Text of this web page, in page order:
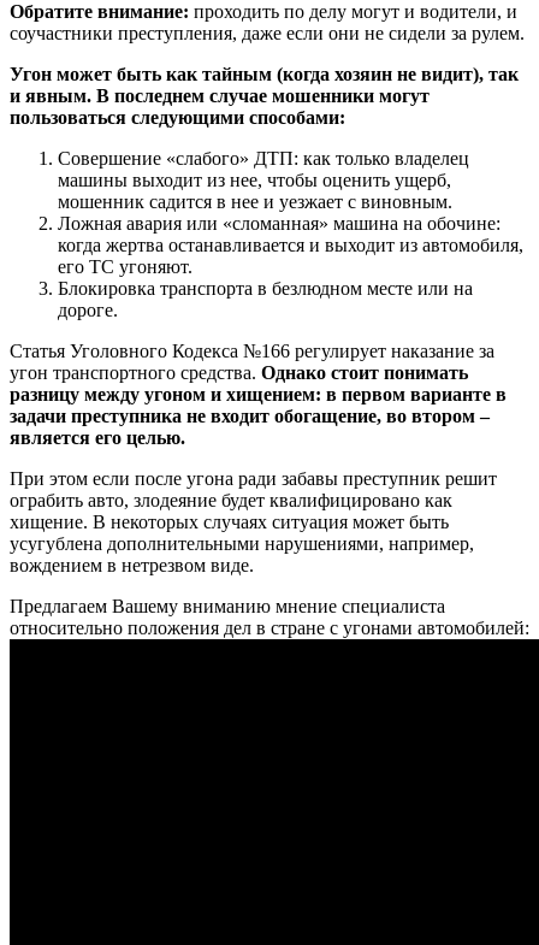
Обратите внимание: проходить по делу могут и водители, и
соучастники преступления, даже если они не сидели за рулем.
Угон может быть как тайным (когда хозяин не видит), так
и явным. В последнем случае мошенники могут
пользоваться следующими способами:
Совершение «слабого» ДТП: как только владелец
машины выходит из нее, чтобы оценить ущерб,
мошенник садится в нее и уезжает с виновным.
Ложная авария или «сломанная» машина на обочине:
когда жертва останавливается и выходит из автомобиля,
его ТС угоняют.
Блокировка транспорта в безлюдном месте или на
дороге.
Статья Уголовного Кодекса №166 регулирует наказание за
угон транспортного средства. Однако стоит понимать
разницу между угоном и хищением: в первом варианте в
задачи преступника не входит обогащение, во втором –
является его целью.
При этом если после угона ради забавы преступник решит
ограбить авто, злодеяние будет квалифицировано как
хищение. В некоторых случаях ситуация может быть
усугублена дополнительными нарушениями, например,
вождением в нетрезвом виде.
Предлагаем Вашему вниманию мнение специалиста
относительно положения дел в стране с угонами автомобилей: